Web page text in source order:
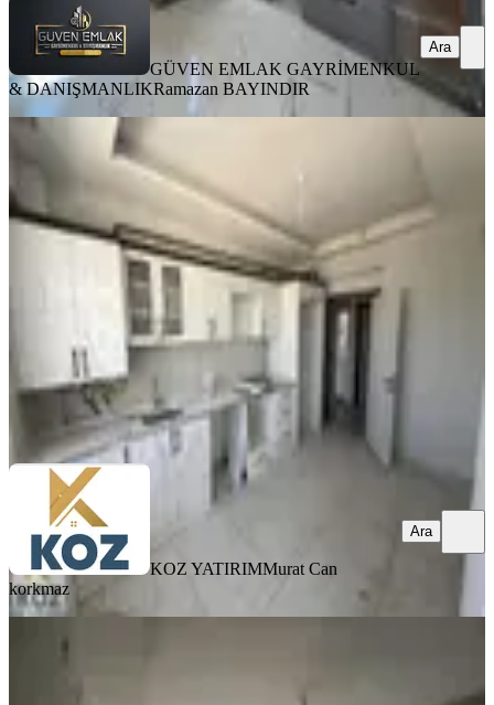
GÜVEN EMLAK GAYRİMENKUL
& DANIŞMANLIKRamazan BAYINDIR
Ara
YENİ
Koz Emlak'tan Yeni Köy Garajı
Civarı Sıfır 3+1 Daire
Yeşilyurt, Çavuşoğlu Mahallesi
3+1·120 m²·1. Kat·05.08.2026
22.000 ₺
KOZ YATIRIMMurat Can korkmaz
KOZ YATIRIMMurat Can
korkmaz
Ara